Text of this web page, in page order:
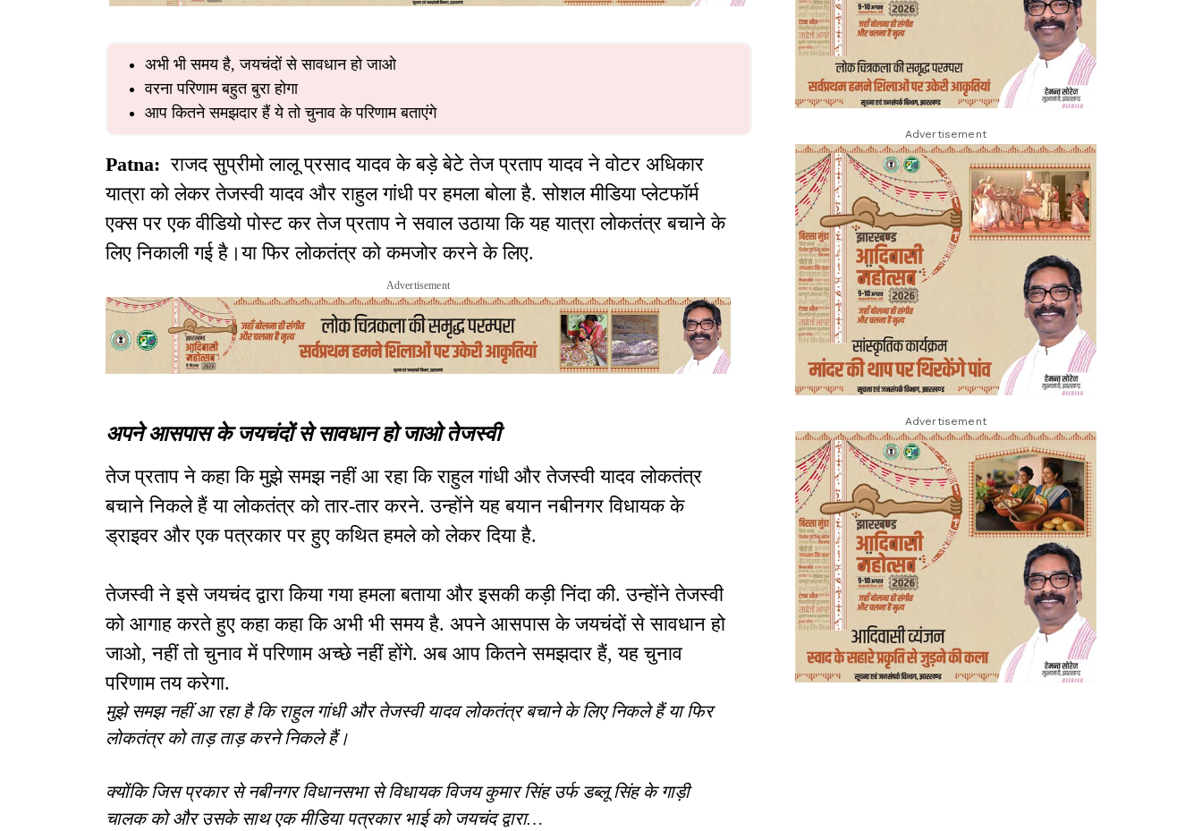
अभी भी समय है, जयचंदों से सावधान हो जाओ
वरना परिणाम बहुत बुरा होगा
आप कितने समझदार हैं ये तो चुनाव के परिणाम बताएंगे
Patna:राजद सुप्रीमो लालू प्रसाद यादव के बड़े बेटे तेज प्रताप यादव ने वोटर अधिकार
यात्रा को लेकर तेजस्वी यादव और राहुल गांधी पर हमला बोला है. सोशल मीडिया प्लेटफॉर्म
एक्स पर एक वीडियो पोस्ट कर तेज प्रताप ने सवाल उठाया कि यह यात्रा लोकतंत्र बचाने के
लिए निकाली गई है।या फिर लोकतंत्र को कमजोर करने के लिए.
Advertisement
अपने आसपास के जयचंदों से सावधान हो जाओ तेजस्वी
तेज प्रताप ने कहा कि मुझे समझ नहीं आ रहा कि राहुल गांधी और तेजस्वी यादव लोकतंत्र
बचाने निकले हैं या लोकतंत्र को तार-तार करने. उन्होंने यह बयान नबीनगर विधायक के
ड्राइवर और एक पत्रकार पर हुए कथित हमले को लेकर दिया है.
तेजस्वी ने इसे जयचंद द्वारा किया गया हमला बताया और इसकी कड़ी निंदा की. उन्होंने तेजस्वी
को आगाह करते हुए कहा कहा कि अभी भी समय है. अपने आसपास के जयचंदों से सावधान हो
जाओ, नहीं तो चुनाव में परिणाम अच्छे नहीं होंगे. अब आप कितने समझदार हैं, यह चुनाव
परिणाम तय करेगा.
मुझे समझ नहीं आ रहा है कि राहुल गांधी और तेजस्वी यादव लोकतंत्र बचाने के लिए निकले हैं या फिर
लोकतंत्र को ताड़ ताड़ करने निकले हैं।
क्योंकि जिस प्रकार से नबीनगर विधानसभा से विधायक विजय कुमार सिंह उर्फ डब्लू सिंह के गाड़ी
चालक को और उसके साथ एक मीडिया पत्रकार भाई को जयचंद द्वारा…
Advertisement
Advertisement